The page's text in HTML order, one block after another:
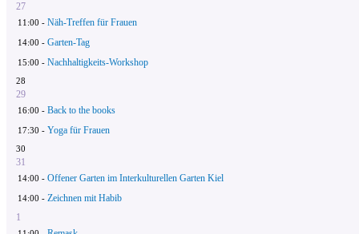
27
11:00 - Näh-Treffen für Frauen
14:00 - Garten-Tag
15:00 - Nachhaltigkeits-Workshop
28
29
16:00 - Back to the books
17:30 - Yoga für Frauen
30
31
14:00 - Offener Garten im Interkulturellen Garten Kiel
14:00 - Zeichnen mit Habib
1